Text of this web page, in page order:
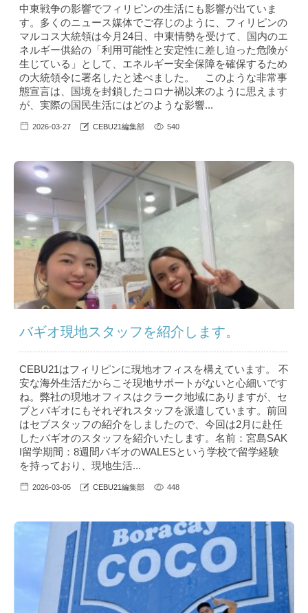
中東戦争の影響でフィリピンの生活にも影響が出ていま
す。多くのニュース媒体でご存じのように、フィリピンの
マルコス大統領は今月24日、中東情勢を受けて、国内のエ
ネルギー供給の「利用可能性と安定性に差し迫った危険が
生じている」として、エネルギー安全保障を確保するため
の大統領令に署名したと述べました。 このような非常事
態宣言は、国境を封鎖したコロナ禍以来のように思えます
が、実際の国民生活にはどのような影響...
2026-03-27 CEBU21編集部 540
バギオ現地スタッフを紹介します。
CEBU21はフィリピンに現地オフィスを構えています。 不
安な海外生活だからこそ現地サポートがないと心細いです
ね。弊社の現地オフィスはクラーク地域にありますが、セ
ブとバギオにもそれぞれスタッフを派遣しています。前回
はセブスタッフの紹介をしましたので、今回は2月に赴任
したバギオのスタッフを紹介いたします。名前：宮島SAK
I留学期間：8週間バギオのWALESという学校で留学経験
を持っており、現地生活...
2026-03-05 CEBU21編集部 448